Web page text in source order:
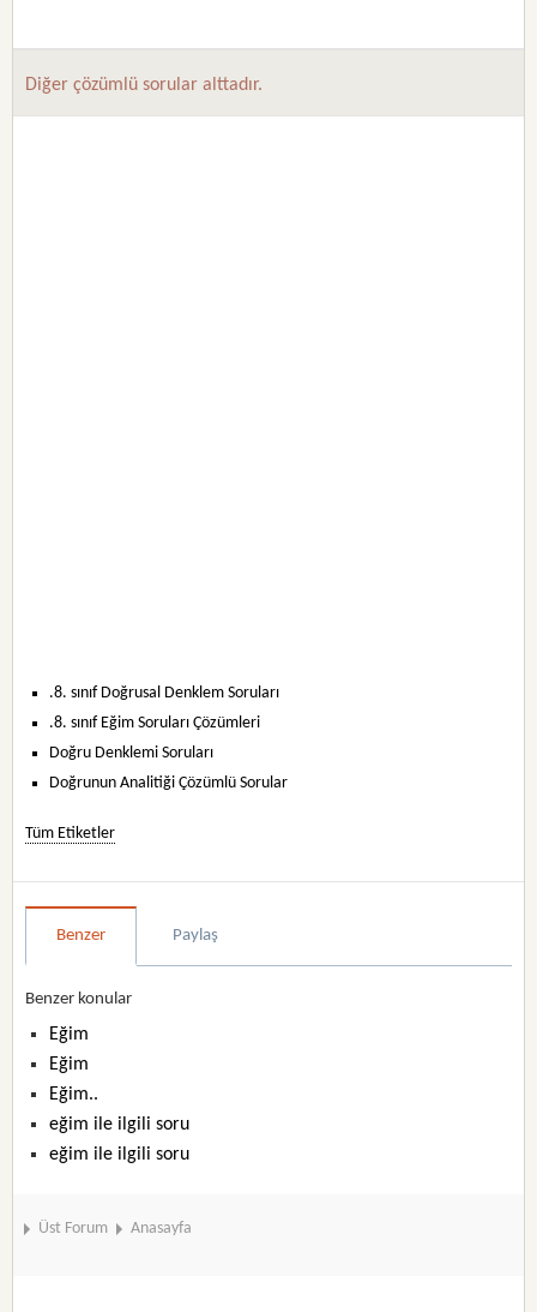
Diğer çözümlü sorular alttadır.
.8. sınıf Doğrusal Denklem Soruları
.8. sınıf Eğim Soruları Çözümleri
Doğru Denklemi Soruları
Doğrunun Analitiği Çözümlü Sorular
Tüm Etiketler
Benzer Paylaş
Benzer konular
Eğim
Eğim
Eğim..
eğim ile ilgili soru
eğim ile ilgili soru
Üst Forum Anasayfa